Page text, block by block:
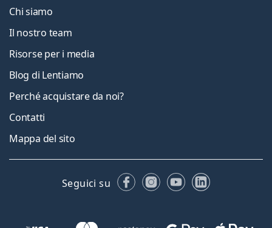
Chi siamo
Il nostro team
Risorse per i media
Blog di Lentiamo
Perché acquistare da noi?
Contatti
Mappa del sito
Seguici su FacebookInstagram
YouTubeLinkedIn